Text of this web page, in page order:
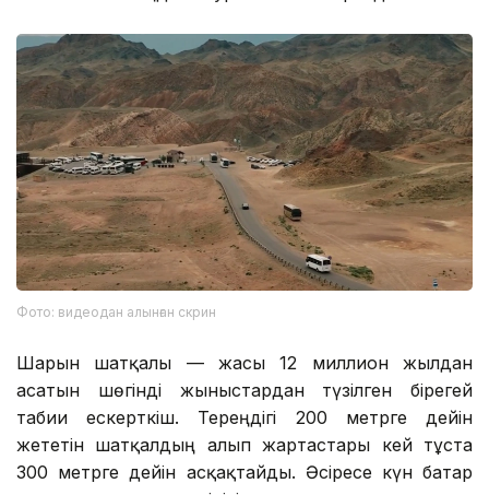
Фото: видеодан алынған скрин
Шарын шатқалы — жасы 12 миллион жылдан
асатын шөгінді жыныстардан түзілген бірегей
табиғи ескерткіш. Тереңдігі 200 метрге дейін
жететін шатқалдың алып жартастары кей тұста
300 метрге дейін асқақтайды. Әсіресе күн батар